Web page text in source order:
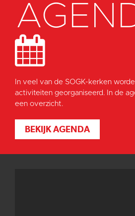
In veel van de SOGK-kerken
activiteiten georganiseerd. In de
een overzicht.
BEKIJK AGENDA